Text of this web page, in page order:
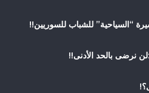
“السياحية” للشباب للسوريين!!
نرضى بالحد الأدنى!!